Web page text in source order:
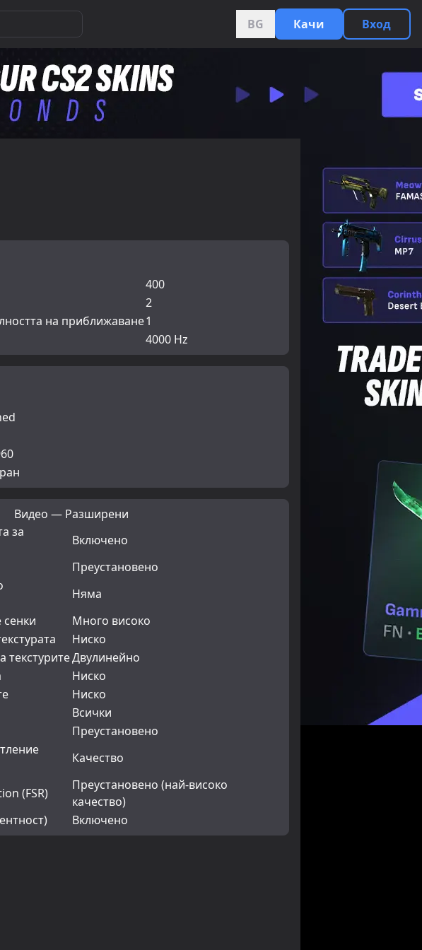
BG Качи Вход
400
2
на приближаване1
4000 Hz
Видео — Разширени
за
Включено
Преустановено
Няма
сенки
Много високо
Ниско
текстуритеДвулинейно
Ниско
Ниско
Всички
Преустановено
Качество
(FSR)
Преустановено (най-високо
качество)
Включено